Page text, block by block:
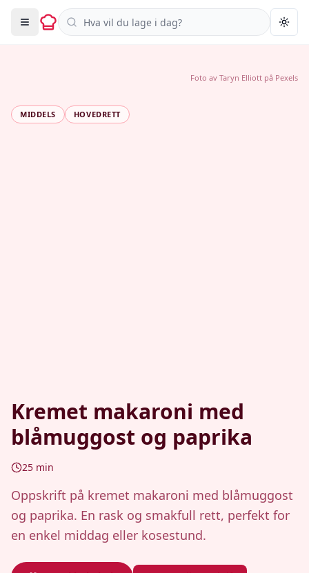
Søk i oppskrifter
MIDDELS HOVEDRETT
Kremet makaroni med
blåmuggost og paprika
25 min
Oppskrift på kremet makaroni med blåmuggost
og paprika. En rask og smakfull rett, perfekt for
en enkel middag eller kosestund.
Foto av Taryn Elliott på Pexels